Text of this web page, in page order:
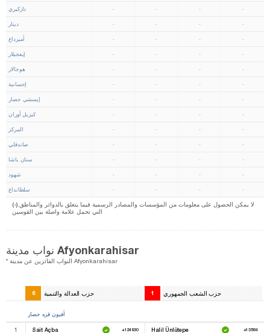
دازكيري - - - -
دينار - - - -
أميرداغ - - - -
إيفجيلار - - - -
هوجالار - - - -
إحسانية - - - -
إيسشي حصار - - - -
كيزيل أوران - - - -
المركز - - - -
صاندقلي - - - -
سنان باشا - - - -
شهود - - - -
سلطانداغ - - - -
(-).لا يمكن الحصول على معلومات من المؤسسات والمصادر الرسمية فيما يتعلق بالدوائر والمناطق
التي تحمل علامة واصلة بين القوسين
نواب مدينة Afyonkarahisar
* النواب الفائزين عن مدينة Afyonkarahisar
6 حزب العدالة والتنمية 1 حزب الشعب الجمهوري
أفيون قره حصار
1 Sait Açba +124930 Halil Ünlütepe +13584